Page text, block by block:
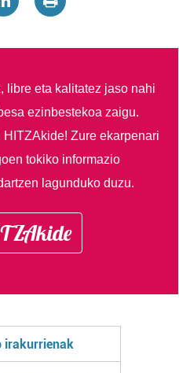
libre eta kalitatez jaso nahi
ezinbestekoa zaigu.
HITZAkide!Zure ekarpenari
tokiko informazio
lagunduko duzu.
irakurrienak